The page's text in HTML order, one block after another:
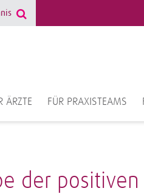
ÄRZTE FÜR PRAXISTEAMS
der